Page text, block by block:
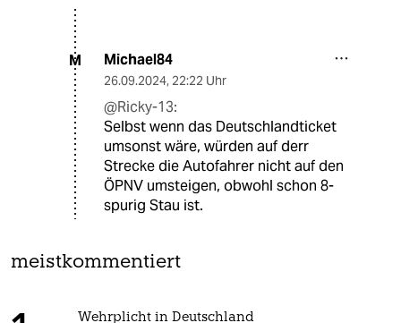
M Michael84
26.09.2024, 22:22 Uhr
@Ricky-13:
Selbst wenn das Deutschlandticket
umsonst wäre, würden auf derr
Strecke die Autofahrer nicht auf den
ÖPNV umsteigen, obwohl schon 8-
spurig Stau ist.
meistkommentiert
Wehrplicht in Deutschland